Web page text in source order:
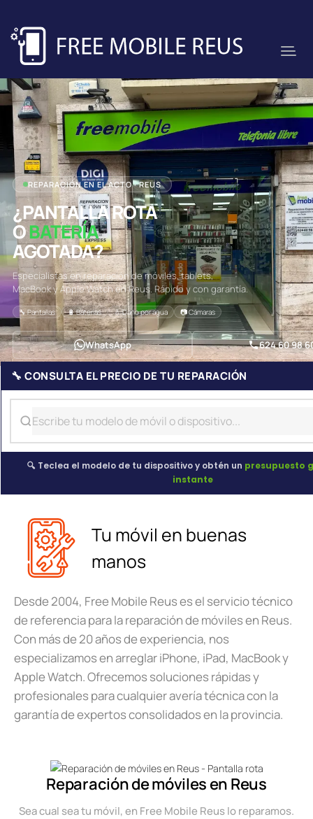
REPARACIÓN EN EL ACTO · REUS
¿PANTALLA ROTA
OBATERÍA
AGOTADA?
Especialistas en reparación de móviles, tablets,
MacBook y Apple Watch en Reus. Rápido y con garantía.
🔧 Pantallas 🔋 Baterías 💧 Daño por agua 📷 Cámaras
WhatsApp 624 60 98
🔧 CONSULTA EL PRECIO DE TU REPARACIÓN
🔍 Teclea el modelo de tu dispositivo y obtén un presupuesto
instante
Tu móvil en buenas
manos
Desde 2004, Free Mobile Reus es el servicio técnico
de referencia para la reparación de móviles en Reus.
Con más de 20 años de experiencia, nos
especializamos en arreglar iPhone, iPad, MacBook y
Apple Watch. Ofrecemos soluciones rápidas y
profesionales para cualquier avería técnica con la
garantía de expertos consolidados en la provincia.
Reparación de móviles en Reus
Sea cual sea tu móvil, en Free Mobile Reus lo reparamos.